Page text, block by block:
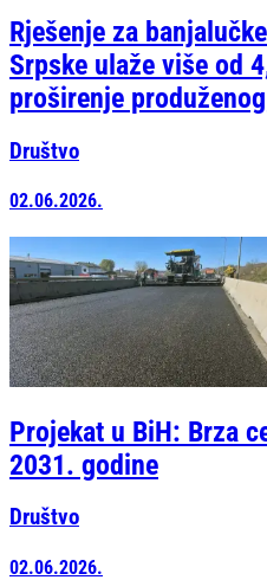
Rješenje za
Srpske ulaže više od
proširenje
Društvo
02.06.2026.
Projekat u BiH: Brza
2031. godine
Društvo
02.06.2026.